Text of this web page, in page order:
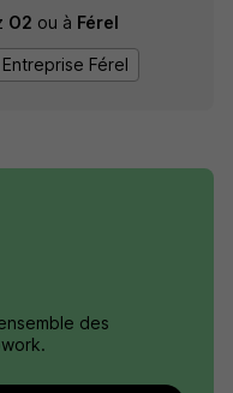
O2 ou à Férel
Entreprise Férel
des